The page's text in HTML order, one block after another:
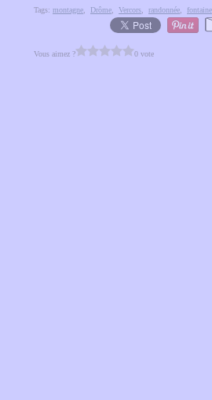
Tags: montagne Drôme Vercors randonnée fontaine
Vous aimez ? 0 vote